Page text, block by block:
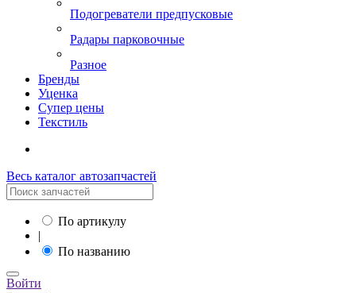
Подогреватели предпусковые
Радары парковочные
Разное
Бренды
Уценка
Супер цены
Текстиль
Весь каталог автозапчастей
По артикулу
|
По названию
Войти